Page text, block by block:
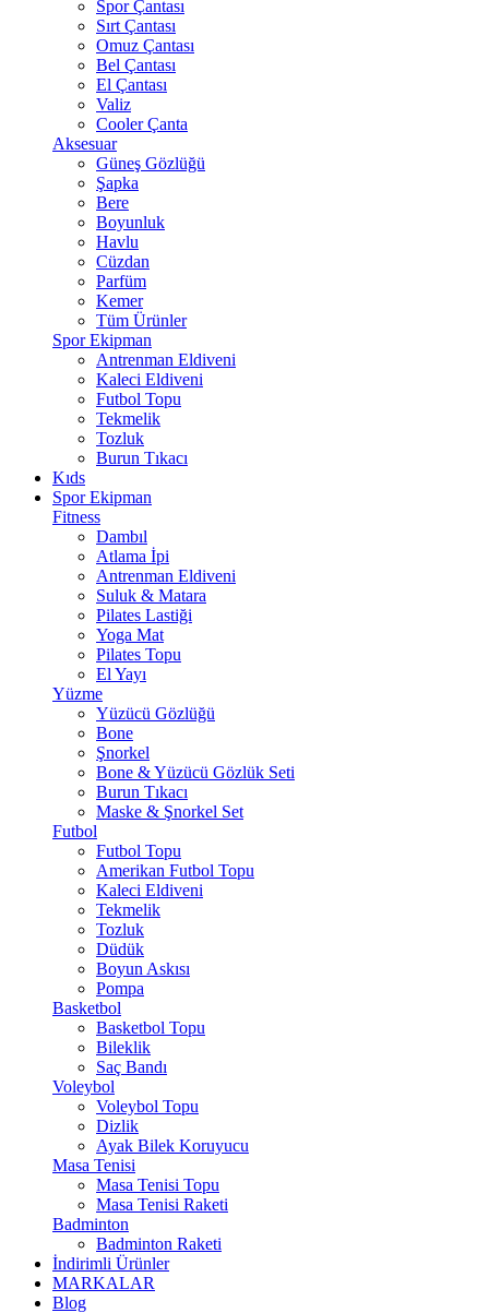
Spor Çantası
Sırt Çantası
Omuz Çantası
Bel Çantası
El Çantası
Valiz
Cooler Çanta
Aksesuar
Güneş Gözlüğü
Şapka
Bere
Boyunluk
Havlu
Cüzdan
Parfüm
Kemer
Tüm Ürünler
Spor Ekipman
Antrenman Eldiveni
Kaleci Eldiveni
Futbol Topu
Tekmelik
Tozluk
Burun Tıkacı
Kıds
Spor Ekipman
Fitness
Dambıl
Atlama İpi
Antrenman Eldiveni
Suluk & Matara
Pilates Lastiği
Yoga Mat
Pilates Topu
El Yayı
Yüzme
Yüzücü Gözlüğü
Bone
Şnorkel
Bone & Yüzücü Gözlük Seti
Burun Tıkacı
Maske & Şnorkel Set
Futbol
Futbol Topu
Amerikan Futbol Topu
Kaleci Eldiveni
Tekmelik
Tozluk
Düdük
Boyun Askısı
Pompa
Basketbol
Basketbol Topu
Bileklik
Saç Bandı
Voleybol
Voleybol Topu
Dizlik
Ayak Bilek Koruyucu
Masa Tenisi
Masa Tenisi Topu
Masa Tenisi Raketi
Badminton
Badminton Raketi
İndirimli Ürünler
MARKALAR
Blog